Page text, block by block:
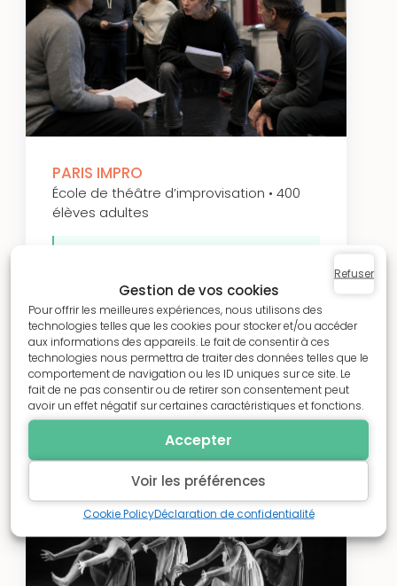
Gestion de vos cookies
Pour offrir les meilleures expériences, nous utilisons des
technologies telles que les cookies pour stocker et/ou accéder
aux informations des appareils. Le fait de consentir à ces
technologies nous permettra de traiter des données telles que le
comportement de navigation ou les ID uniques sur ce site. Le
fait de ne pas consentir ou de retirer son consentement peut
avoir un effet négatif sur certaines caractéristiques et fonctions.
Accepter
Refuser
Voir les préférences
Cookie PolicyDéclaration de confidentialité
PARIS IMPRO
École de théâtre d’improvisation • 400
élèves adultes
sans y passer mes soirées. »
Laetitia Bisch
Comment Paris Impro a centralisé son
organisation et gagné un temps
considérable sur la gestion
administrative.
→Lire leur
→Échanger avec cette
structure
DANSE